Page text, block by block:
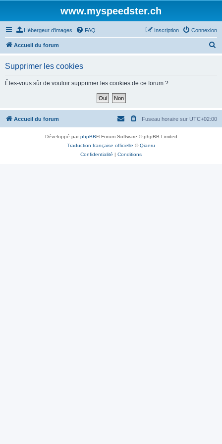
www.myspeedster.ch
Hébergeur d'images FAQ Connexion
Inscription
Accueil du forum
h
Supprimer les cookies
Êtes-vous sûr de vouloir supprimer les cookies de ce forum ?
Accueil du forum Fuseau horaire sur UTC+02:00
Développé parphpBB® Forum Software © phpBB Limited
Traduction française officielle ©Qiaeru
Confidentialité | Conditions